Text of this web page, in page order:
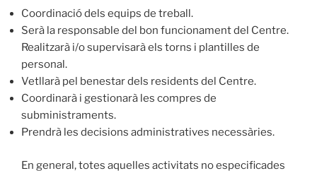
Coordinació dels equips de treball.
Serà la responsable del bon funcionament del Centre.
Realitzarà i/o supervisarà els torns i plantilles de
personal.
Vetllarà pel benestar dels residents del Centre.
Coordinarà i gestionarà les compres de
subministraments.
Prendrà les decisions administratives necessàries.
En general, totes aquelles activitats no especificades